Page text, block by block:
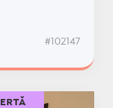
#102147